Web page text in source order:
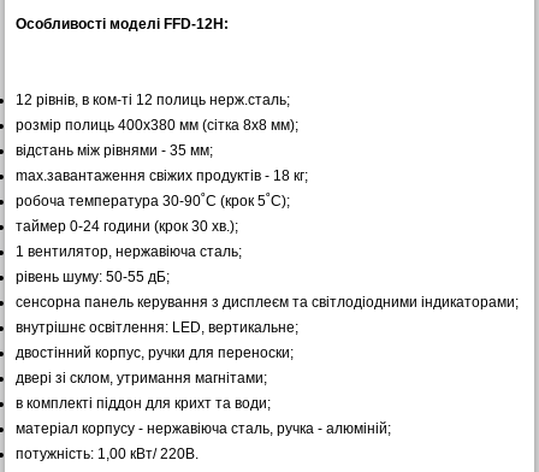
Особливості моделі FFD-12H:
12 рівнів, в ком-ті 12 полиць нерж.сталь;
розмір полиць 400х380 мм (сітка 8х8 мм);
відстань між рівнями - 35 мм;
max.завантаження свіжих продуктів - 18 кг;
робоча температура 30-90˚С (крок 5˚С);
таймер 0-24 години (крок 30 хв.);
1 вентилятор, нержавіюча сталь;
рівень шуму: 50-55 дБ;
сенсорна панель керування з дисплеєм та світлодіодними індикаторами;
внутрішнє освітлення: LED, вертикальне;
двостінний корпус, ручки для переноски;
двері зі склом, утримання магнітами;
в комплекті піддон для крихт та води;
матеріал корпусу - нержавіюча сталь, ручка - алюміній;
потужність: 1,00 кВт/ 220В.